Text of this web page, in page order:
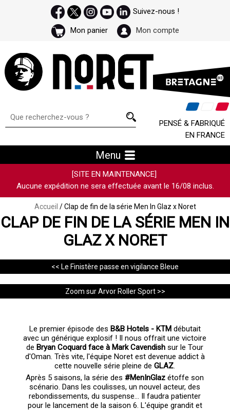
Suivez-nous !
Mon panier Mon compte
PENSÉ & FABRIQUÉ
EN FRANCE
Menu
[SITE EN MAINTENANCE]
Aucune expédition ne sera effectuée avant le 16/08 inclus.
Accueil / Clap de fin de la série Men In Glaz x Noret
CLAP DE FIN DE LA SÉRIE MEN IN
GLAZ X NORET
<< Le Finistère passe en vigilance Bleue
Zoom sur Arvor Roller Sport >>
Le premier épisode des B&B Hotels - KTMdébutait
avec un générique explosif ! Il nous offrait une victoire
deBryan Coquard face à Mark Cavendish sur le Tour
d'Oman. Très vite, l'équipe Noret est devenue addict à
cette nouvelle série pleine deGLAZ.
Après 5 saisons, la série des #MenInGlaz étoffe son
scénario. Dans les coulisses, un nouvel acteur, des
rebondissements, du suspense... Il faudra patienter
pour le lancement de la saison 6. L'équipe grandit et